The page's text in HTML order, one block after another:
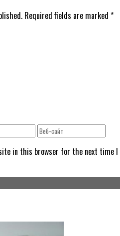
Required fields are marked *
in this browser for the next time I